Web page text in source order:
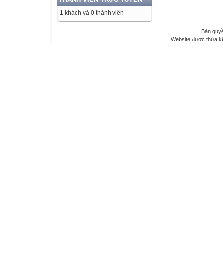
1 khách và 0 thành viên
Bản
Website được thừa